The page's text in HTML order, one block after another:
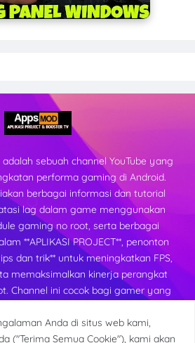
adalah sebuah channel YouTube yang
performa gaming di Android.
berbagai informasi dan tutorial
lag dalam game menggunakan
gaming no root, serta berbagai
**APLIKASI PROJECT**, penonton
dan trik** untuk meningkatkan FPS,
memaksimalkan kinerja perangkat
Channel ini cocok bagi gamer yang
berbagai perangkat Android.
Anda di situs web kami,
("Terima Semua Cookie"), kami akan